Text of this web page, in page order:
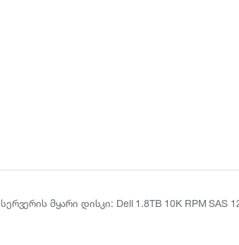
სერვერის მყარი დისკი: Dell 1.8TB 10K RPM SAS